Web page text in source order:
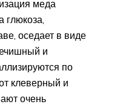
меда
глюкоза,
оседает в виде
и
по
клеверный и
очень